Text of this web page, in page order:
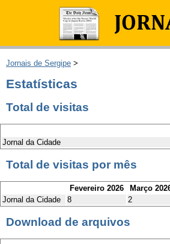
Jornais de Sergipe >
Estatísticas
Total de visitas
Jornal da Cidade
Total de visitas por mês
Fevereiro 2026
Março
Jornal da Cidade
8 2
Download de arquivos